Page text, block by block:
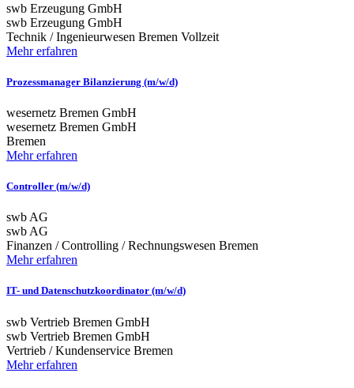
swb Erzeugung GmbH
swb Erzeugung GmbH
Technik / Ingenieurwesen Bremen Vollzeit
Mehr erfahren
Prozessmanager Bilanzierung (m/w/d)
wesernetz Bremen GmbH
wesernetz Bremen GmbH
Bremen
Mehr erfahren
Controller (m/w/d)
swb AG
swb AG
Finanzen / Controlling / Rechnungswesen Bremen
Mehr erfahren
IT- und Datenschutzkoordinator (m/w/d)
swb Vertrieb Bremen GmbH
swb Vertrieb Bremen GmbH
Vertrieb / Kundenservice Bremen
Mehr erfahren